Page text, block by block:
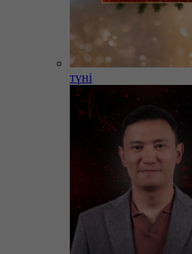
түні